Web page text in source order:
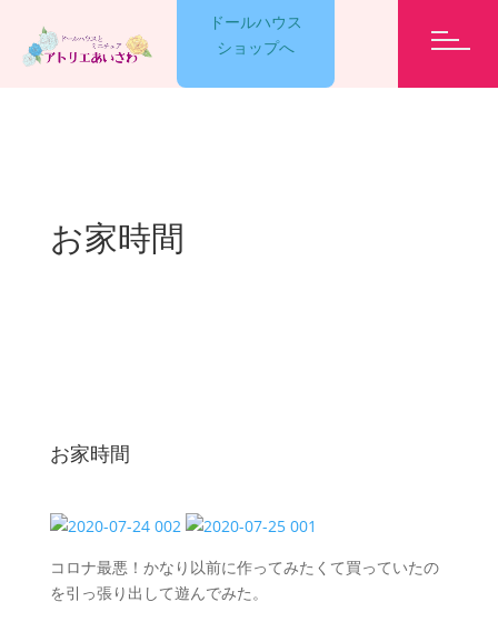
LESSON
BLOG
ドールハウス
ショップへ
お家時間
お家時間
コロナ最悪！かなり以前に作ってみたくて買っていたの
を引っ張り出して遊んでみた。